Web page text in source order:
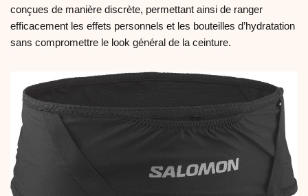
conçues de manière discrète, permettant ainsi de ranger
efficacement les effets personnels et les bouteilles d’hydratation
sans compromettre le look général de la ceinture.